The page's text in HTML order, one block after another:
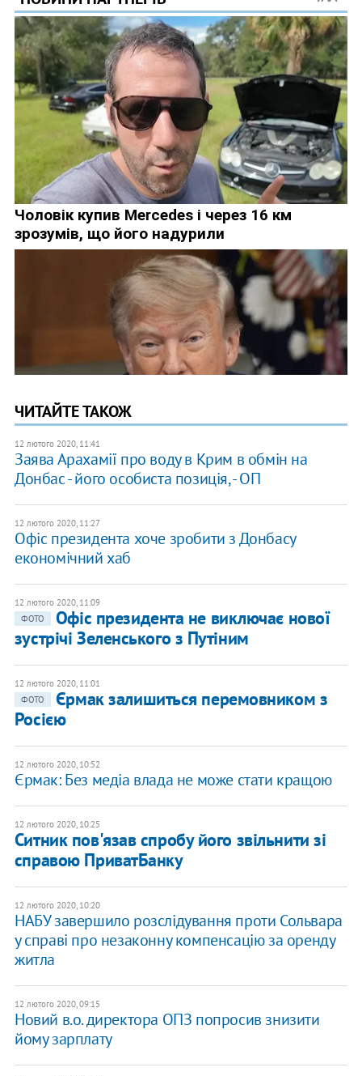
ЧИТАЙТЕ ТАКОЖ
12 лютого 2020, 11:41
Заява Арахамії про воду в Крим в обмін на
Донбас - його особиста позиція, - ОП
12 лютого 2020, 11:27
Офіс президента хоче зробити з Донбасу
економічний хаб
12 лютого 2020, 11:09
ФОТО
Офіс президента не виключає нової
зустрічі Зеленського з Путіним
12 лютого 2020, 11:01
ФОТО
Єрмак залишиться перемовником з
Росією
12 лютого 2020, 10:52
Єрмак: Без медіа влада не може стати кращою
12 лютого 2020, 10:25
Ситник пов'язав спробу його звільнити зі
справою ПриватБанку
12 лютого 2020, 10:20
НАБУ завершило розслідування проти Сольвара
у справі про незаконну компенсацію за оренду
житла
12 лютого 2020, 09:15
Новий в.о. директора ОПЗ попросив знизити
йому зарплату